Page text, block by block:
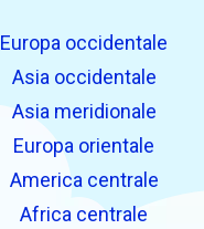
Europa occidentale
Asia occidentale
Asia meridionale
Europa orientale
America centrale
Africa centrale